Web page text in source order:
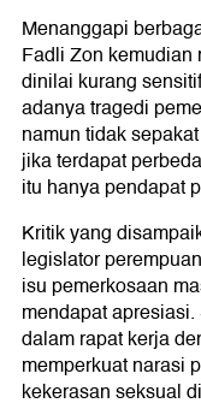
Menanggapi
Fadli Zon
dinilai kurang
adanya tragedi
namun tidak
jika terdapat
itu hanya pendapat
Kritik yang
legislator
isu pemerkosaan
mendapat
dalam rapat kerja
memperkuat narasi
kekerasan seksual